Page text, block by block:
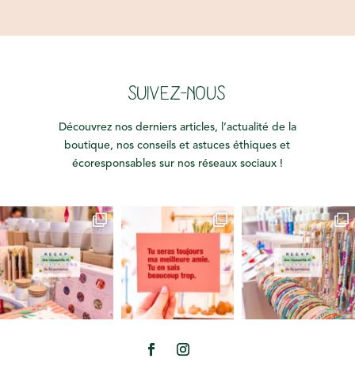
SUIVEZ-NOUS
Découvrez nos derniers articles, l’actualité de la
boutique, nos conseils et astuces éthiques et
écoresponsables sur nos réseaux sociaux !